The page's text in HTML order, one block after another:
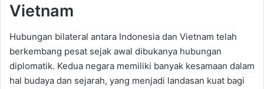
Vietnam
Hubungan bilateral antara Indonesia dan Vietnam telah
berkembang pesat sejak awal dibukanya hubungan
diplomatik. Kedua negara memiliki banyak kesamaan dalam
hal budaya dan sejarah, yang menjadi landasan kuat bagi